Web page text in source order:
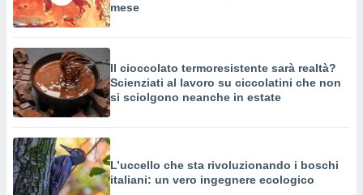
mese
Il cioccolato termoresistente sarà realtà?
Scienziati al lavoro su ciccolatini che non
si sciolgono neanche in estate
L’uccello che sta rivoluzionando i boschi
italiani: un vero ingegnere ecologico